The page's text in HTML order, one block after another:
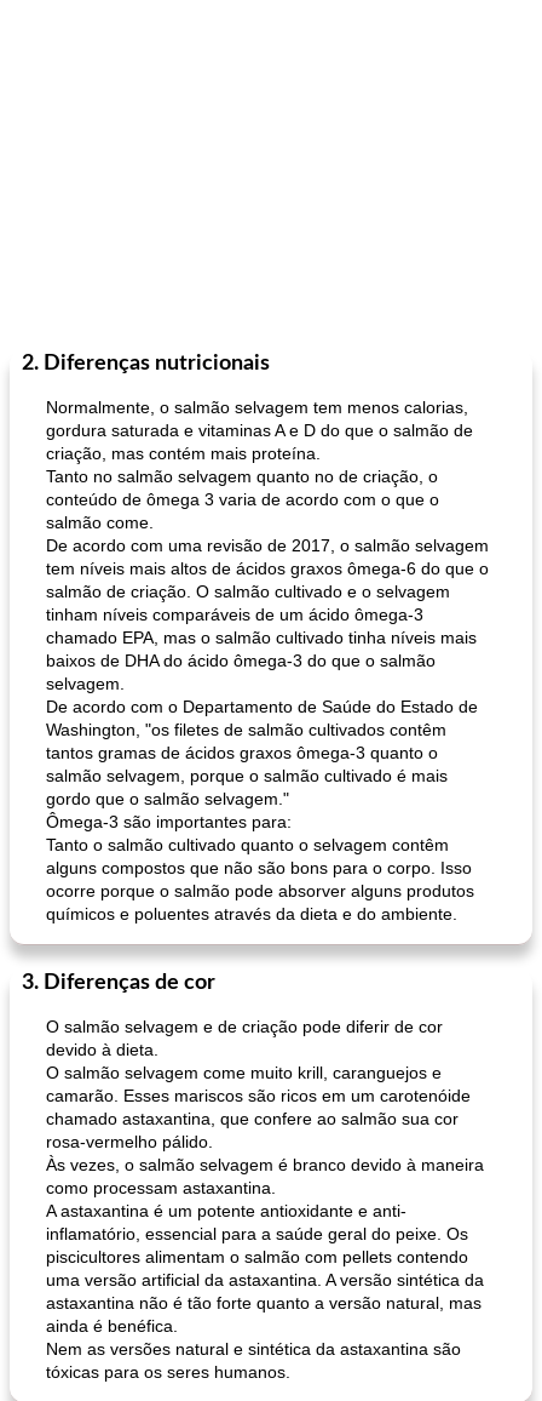
2. Diferenças nutricionais
Normalmente, o salmão selvagem tem menos calorias,
gordura saturada e vitaminas A e D do que o salmão de
criação, mas contém mais proteína.
Tanto no salmão selvagem quanto no de criação, o
conteúdo de ômega 3 varia de acordo com o que o
salmão come.
De acordo com uma revisão de 2017, o salmão selvagem
tem níveis mais altos de ácidos graxos ômega-6 do que o
salmão de criação. O salmão cultivado e o selvagem
tinham níveis comparáveis ​​de um ácido ômega-3
chamado EPA, mas o salmão cultivado tinha níveis mais
baixos de DHA do ácido ômega-3 do que o salmão
selvagem.
De acordo com o Departamento de Saúde do Estado de
Washington, "os filetes de salmão cultivados contêm
tantos gramas de ácidos graxos ômega-3 quanto o
salmão selvagem, porque o salmão cultivado é mais
gordo que o salmão selvagem."
Ômega-3 são importantes para:
Tanto o salmão cultivado quanto o selvagem contêm
alguns compostos que não são bons para o corpo. Isso
ocorre porque o salmão pode absorver alguns produtos
químicos e poluentes através da dieta e do ambiente.
3. Diferenças de cor
O salmão selvagem e de criação pode diferir de cor
devido à dieta.
O salmão selvagem come muito krill, caranguejos e
camarão. Esses mariscos são ricos em um carotenóide
chamado astaxantina, que confere ao salmão sua cor
rosa-vermelho pálido.
Às vezes, o salmão selvagem é branco devido à maneira
como processam astaxantina.
A astaxantina é um potente antioxidante e anti-
inflamatório, essencial para a saúde geral do peixe. Os
piscicultores alimentam o salmão com pellets contendo
uma versão artificial da astaxantina. A versão sintética da
astaxantina não é tão forte quanto a versão natural, mas
ainda é benéfica.
Nem as versões natural e sintética da astaxantina são
tóxicas para os seres humanos.